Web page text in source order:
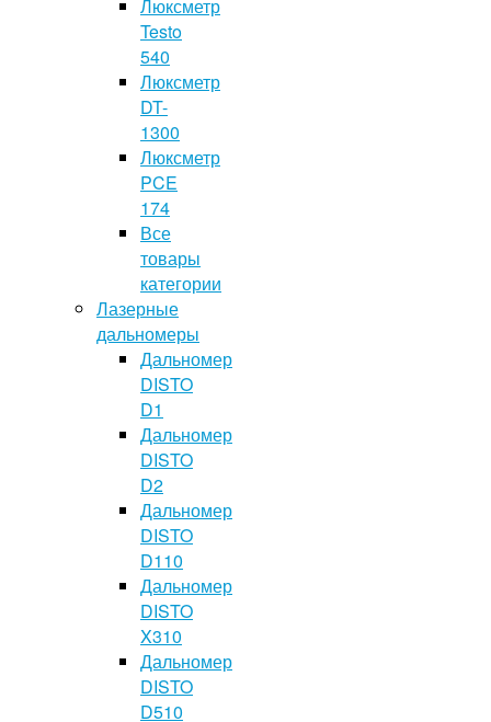
Люксметр
Testo
540
Люксметр
DT-
1300
Люксметр
PCE
174
Все
товары
категории
Лазерные
дальномеры
Дальномер
DISTO
D1
Дальномер
DISTO
D2
Дальномер
DISTO
D110
Дальномер
DISTO
X310
Дальномер
DISTO
D510